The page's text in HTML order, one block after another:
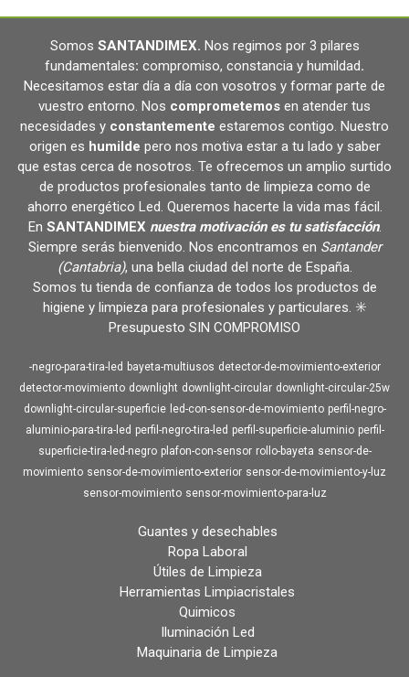
Somos SANTANDIMEX. Nos regimos por 3 pilares
fundamentales: compromiso, constancia y humildad.
Necesitamos estar día a día con vosotros y formar parte de
vuestro entorno. Nos comprometemos en atender tus
necesidades y constantemente estaremos contigo. Nuestro
origen es humilde pero nos motiva estar a tu lado y saber
que estas cerca de nosotros. Te ofrecemos un amplio surtido
de productos profesionales tanto de limpieza como de
ahorro energético Led. Queremos hacerte la vida mas fácil.
En SANTANDIMEX nuestra motivación es tu satisfacción.
Siempre serás bienvenido. Nos encontramos en Santander
(Cantabria), una bella ciudad del norte de España.
Somos tu tienda de confianza de todos los productos de
higiene y limpieza para profesionales y particulares. ✳️
Presupuesto SIN COMPROMISO
-negro-para-tira-led bayeta-multiusos detector-de-movimiento-exterior
detector-movimiento downlight downlight-circular downlight-circular-25w
downlight-circular-superficie
led-con-sensor-de-movimiento perfil-negro-
aluminio-para-tira-led perfil-negro-tira-led perfil-superficie-aluminio perfil-
superficie-tira-led-negro plafon-con-sensor rollo-bayeta sensor-de-
movimiento sensor-de-movimiento-exterior sensor-de-movimiento-y-luz
sensor-movimiento sensor-movimiento-para-luz
Guantes y desechables
Ropa Laboral
Útiles de Limpieza
Herramientas Limpiacristales
Quimicos
Iluminación Led
Maquinaria de Limpieza